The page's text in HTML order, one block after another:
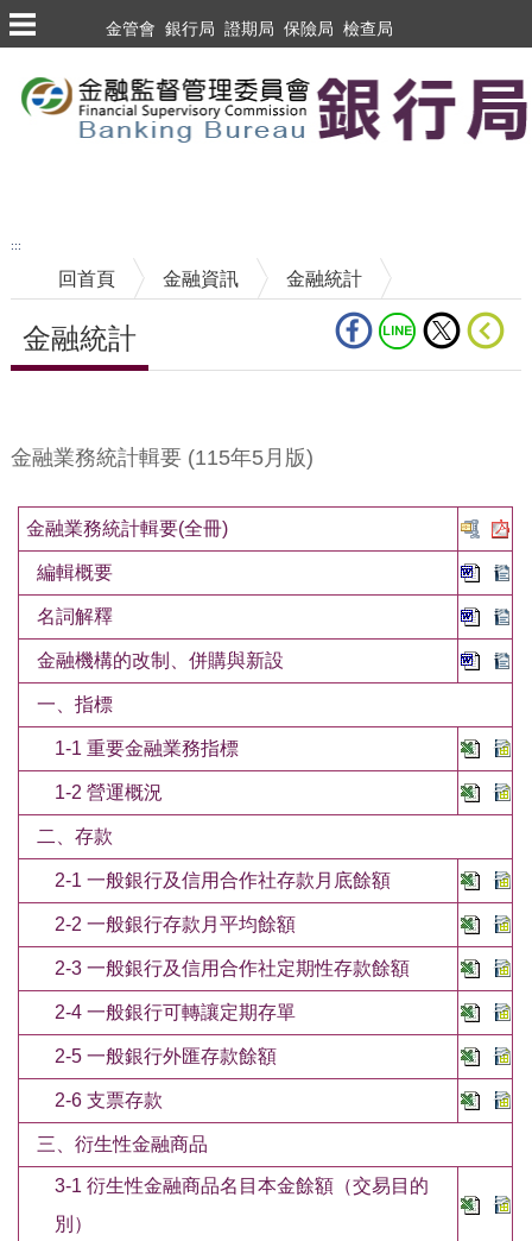
跳到主要內容區塊
金管會 銀行局 證期局 保險局 檢查局
:::
回首頁 金融資訊 金融統計
金融統計
金融業務統計輯要 (115年5月版)
金融業務統計輯要(全冊)
編輯概要
名詞解釋
金融機構的改制、併購與新設
一、指標
1-1 重要金融業務指標
1-2 營運概況
二、存款
2-1 一般銀行及信用合作社存款月底餘額
2-2 一般銀行存款月平均餘額
2-3 一般銀行及信用合作社定期性存款餘額
2-4 一般銀行可轉讓定期存單
2-5 一般銀行外匯存款餘額
2-6 支票存款
三、衍生性金融商品
3-1 衍生性金融商品名目本金餘額（交易目的
別）